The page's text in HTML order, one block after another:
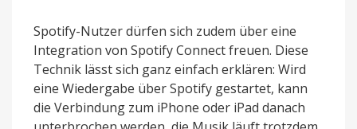
Spotify-Nutzer dürfen sich zudem über eine
Integration von Spotify Connect freuen. Diese
Technik lässt sich ganz einfach erklären: Wird
eine Wiedergabe über Spotify gestartet, kann
die Verbindung zum iPhone oder iPad danach